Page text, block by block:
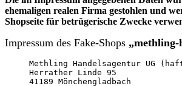
ehemaligen realen Firma gestohlen und
Shopseite für betrügerische Zwecke
Impressum des Fake-Shops „methling-
Methling Handelsagentur UG
Herrather Linde 95
41189 Mönchengladbach